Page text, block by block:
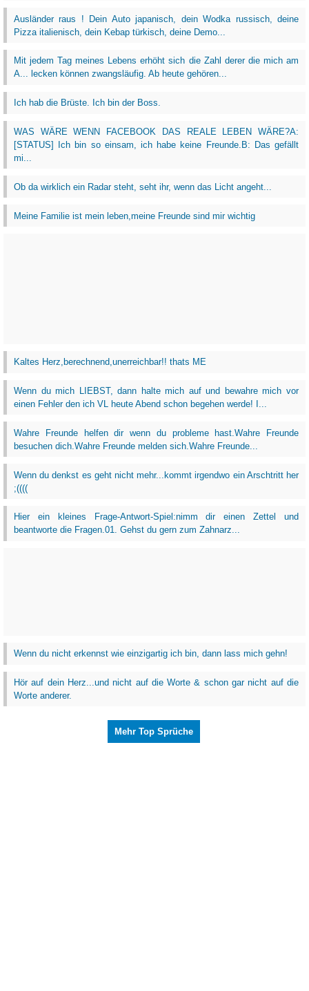
Ausländer raus ! Dein Auto japanisch, dein Wodka russisch, deine
Pizza italienisch, dein Kebap türkisch, deine Demo...
Mit jedem Tag meines Lebens erhöht sich die Zahl derer die mich am
A... lecken können zwangsläufig. Ab heute gehören...
Ich hab die Brüste. Ich bin der Boss.
WAS WÄRE WENN FACEBOOK DAS REALE LEBEN WÄRE?A:
[STATUS] Ich bin so einsam, ich habe keine Freunde.B: Das gefällt
mi...
Ob da wirklich ein Radar steht, seht ihr, wenn das Licht angeht...
Meine Familie ist mein leben,meine Freunde sind mir wichtig
Kaltes Herz,berechnend,unerreichbar!! thats ME
Wenn du mich LIEBST, dann halte mich auf und bewahre mich vor
einen Fehler den ich VL heute Abend schon begehen werde! I...
Wahre Freunde helfen dir wenn du probleme hast.Wahre Freunde
besuchen dich.Wahre Freunde melden sich.Wahre Freunde...
Wenn du denkst es geht nicht mehr...kommt irgendwo ein Arschtritt her
;((((
Hier ein kleines Frage-Antwort-Spiel:nimm dir einen Zettel und
beantworte die Fragen.01. Gehst du gern zum Zahnarz...
Wenn du nicht erkennst wie einzigartig ich bin, dann lass mich gehn!
Hör auf dein Herz...und nicht auf die Worte & schon gar nicht auf die
Worte anderer.
Mehr Top Sprüche